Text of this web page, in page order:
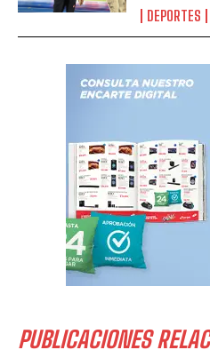
DEPORTES
PUBLICACIONES